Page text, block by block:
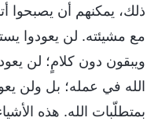
ذلك، يمكنهم أن يصبحوا
مع مشيئته. لن يعودوا
ويبقون دون كلامٍ؛ لن
الله في عمله؛ بل ولن
بمتطلّبات الله. هذه